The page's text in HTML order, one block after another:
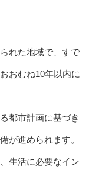
れた地域で、すで
おむね10年以内に
都市計画に基づき
が進められます。
生活に必要なイン